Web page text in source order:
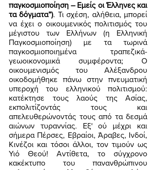
παγκοσμιοποίηση – Εμείς οι Έλληνες και
τα δόγματα”). Τι σχέση, αλήθεια, μπορεί
να έχει ο οικουμενικός πολιτισμός του
μέγιστου των Ελλήνων (η Ελληνική
Παγκοσμιοποίηση) με τα τωρινά
παγκοσμιοποιημένα τραπεζικά-
γεωοικονομικά συμφέροντα; Ο
οικουμενισμός του Αλέξανδρου
οικοδομήθηκε πάνω στην πνευματική
υπεροχή του ελληνικού πολιτισμού:
κατέκτησε τους λαούς της Ασίας,
εκπολιτίζοντάς τους και
απελευθερώνοντάς τους από τα δεσμά
αιώνων τυραννίας. Εξ' ού μέχρι και
σήμερα Πέρσες, Εβραίοι, Άραβες, Ινδοί,
Κινέζοι και τόσοι άλλοι, τον τιμούν ως
Υιό Θεού! Αντίθετα, το σύγχρονο
κακέκτυπο του πανανθρώπινου